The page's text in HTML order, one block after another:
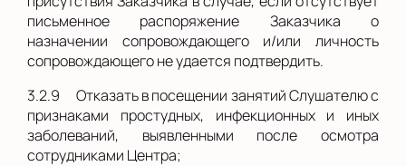
письменное распоряжение Заказчика о
назначении сопровождающего и/или личность
сопровождающего не удается подтвердить.
3.2.9
Отказать в посещении занятий Слушателю с
признаками простудных, инфекционных и иных
заболеваний, выявленными после осмотра
сотрудниками Центра;